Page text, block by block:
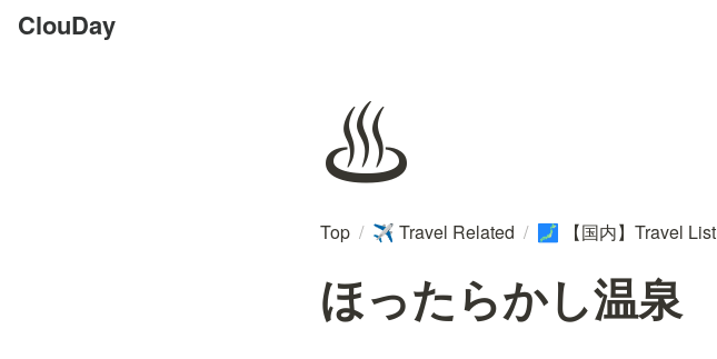
ClouDay
♨️
Top / ✈️ Travel Related / 🗾 【国内】Travel List
ほったらかし温泉